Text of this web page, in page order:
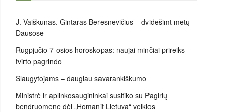
J. Vaiškūnas. Gintaras Beresnevičius – dvidešimt metų
Dausose
Rugpjūčio 7-osios horoskopas: naujai minčiai prireiks
tvirto pagrindo
Slaugytojams – daugiau savarankiškumo
Ministrė ir aplinkosaugininkai susitiko su Pagirių
bendruomene dėl „Homanit Lietuva“ veiklos